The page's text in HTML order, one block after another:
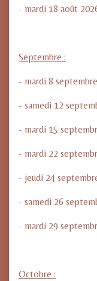
- mardi 18 août
Septembre :
- mardi 8
- samedi 12
- mardi 15
- mardi 22
- jeudi 24
- samedi 26
- mardi 29
Octobre :